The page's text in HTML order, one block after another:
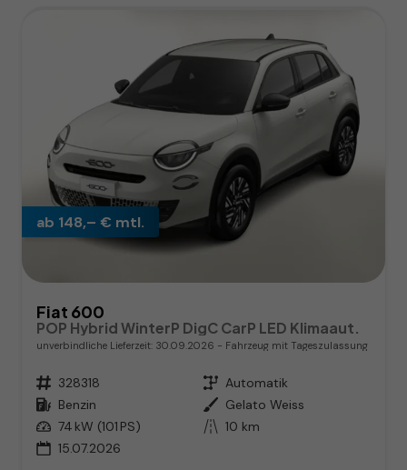
ab 148,– € mtl.
Fiat 600
POP Hybrid WinterP DigC CarP LED Klimaaut.
unverbindliche Lieferzeit: 30.09.2026 Fahrzeug mit Tageszulassung
Fahrzeugnr. 328318 Getriebe Automatik
Kraftstoff Benzin Außenfarbe Gelato Weiss
Leistung 74 kW (101 PS) Kilometerstand 10 km
15.07.2026